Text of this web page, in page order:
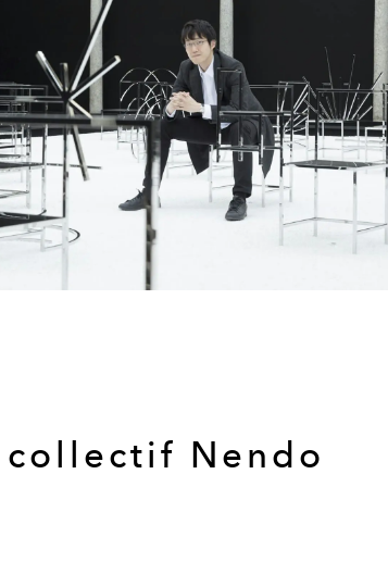
collectif Nendo